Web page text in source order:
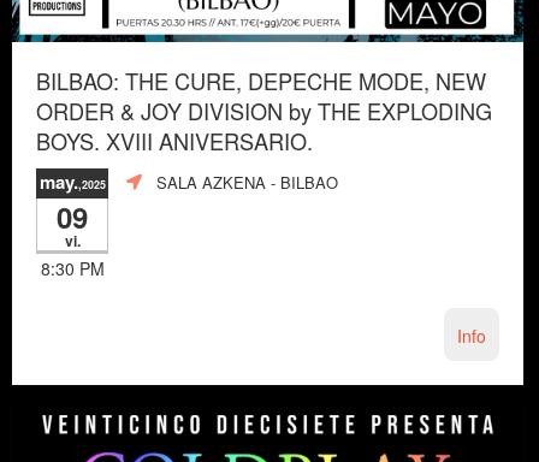
BILBAO: THE CURE, DEPECHE MODE, NEW
ORDER & JOY DIVISION by THE EXPLODING
BOYS. XVIII ANIVERSARIO.
may.,2025
09
vi.
8:30 PM
SALA AZKENA - BILBAO
Info